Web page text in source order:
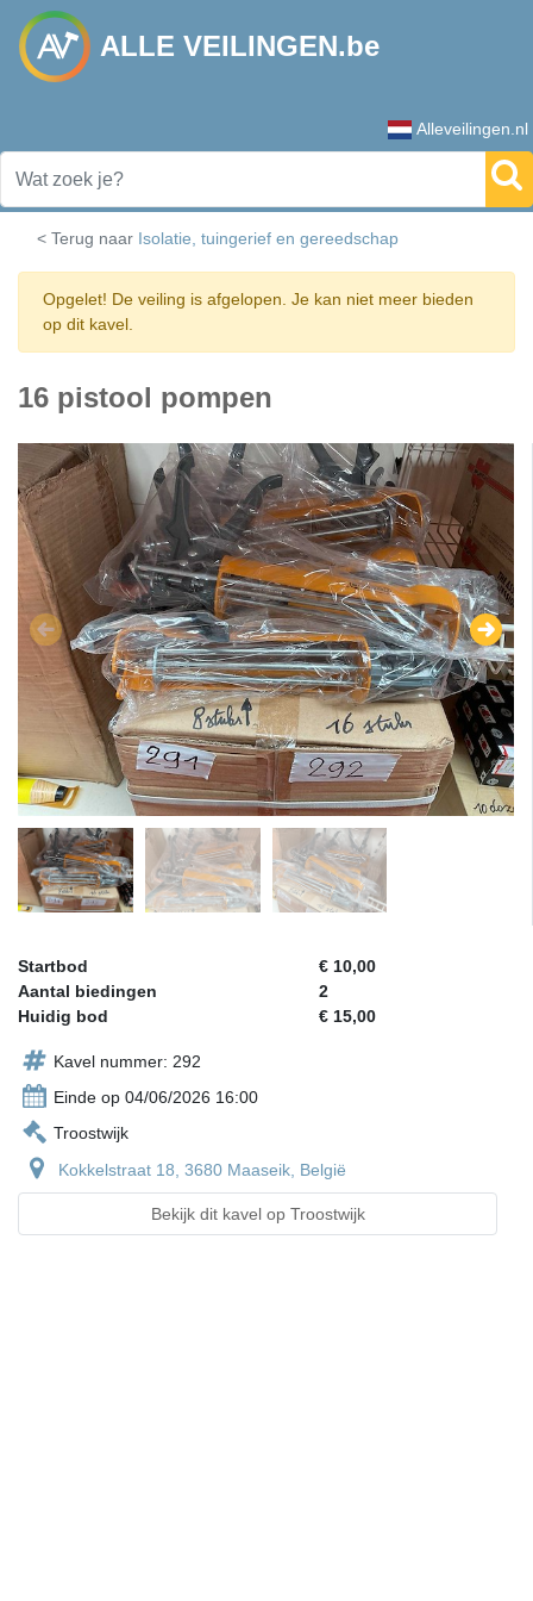
ALLE VEILINGEN.be
Alleveilingen.nl
< Terug naar Isolatie, tuingerief en gereedschap
Opgelet! De veiling is afgelopen. Je kan niet meer bieden
op dit kavel.
16 pistool pompen
Startbod
€ 10,00
Aantal biedingen
2
Huidig bod
€ 15,00
Kavel nummer: 292
Einde op 04/06/2026 16:00
Troostwijk
Kokkelstraat 18, 3680 Maaseik, België
Bekijk dit kavel op Troostwijk